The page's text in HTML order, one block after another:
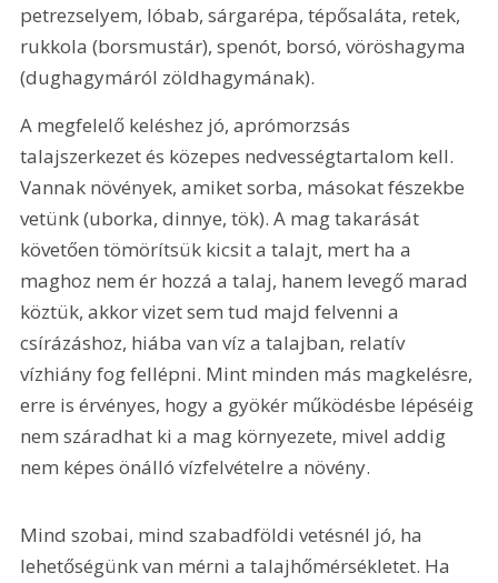
petrezselyem, lóbab, sárgarépa, tépősaláta, retek,
rukkola (borsmustár), spenót, borsó, vöröshagyma
(dughagymáról zöldhagymának).
A megfelelő keléshez jó, aprómorzsás
talajszerkezet és közepes nedvességtartalom kell.
Vannak növények, amiket sorba, másokat fészekbe
vetünk (uborka, dinnye, tök). A mag takarását
követően tömörítsük kicsit a talajt, mert ha a
maghoz nem ér hozzá a talaj, hanem levegő marad
köztük, akkor vizet sem tud majd felvenni a
csírázáshoz, hiába van víz a talajban, relatív
vízhiány fog fellépni. Mint minden más magkelésre,
erre is érvényes, hogy a gyökér működésbe lépéséig
nem száradhat ki a mag környezete, mivel addig
nem képes önálló vízfelvételre a növény.
Mind szobai, mind szabadföldi vetésnél jó, ha
lehetőségünk van mérni a talajhőmérsékletet. Ha